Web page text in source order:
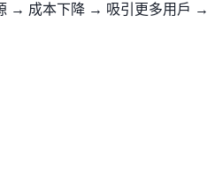
→ 成本下降 → 吸引更多用戶 →